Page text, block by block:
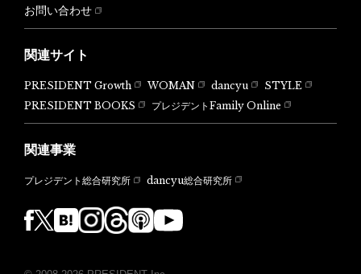
お問い合わせ
関連サイト
PRESIDENT Growth WOMAN dancyu
STYLE
PRESIDENT BOOKS
プレジデントFamily Online
関連事業
プレジデント総合研究所 dancyu総合研究所